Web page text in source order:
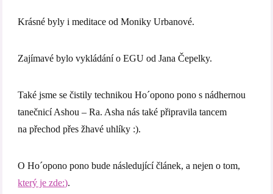
Krásné byly i meditace od Moniky Urbanové.
Zajímavé bylo vykládání o EGU od Jana Čepelky.
Také jsme se čistily technikou Ho´opono pono s nádhernou
tanečnicí Ashou – Ra. Asha nás také připravila tancem
na přechod přes žhavé uhlíky :).
O Ho´opono pono bude následující článek, a nejen o tom,
který je zde:).